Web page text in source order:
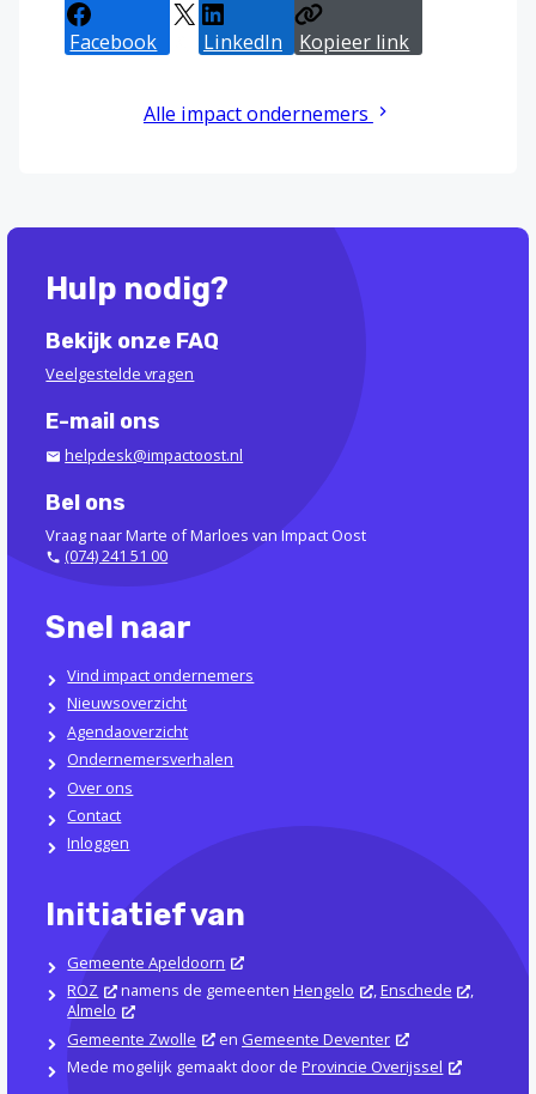
Facebook LinkedIn Kopieer link
Alle impact ondernemers
Hulp nodig?
Bekijk onze FAQ
Veelgestelde vragen
E-mail ons
helpdesk@impactoost.nl
Bel ons
Vraag naar Marte of Marloes van Impact Oost
(074) 241 51 00
Snel naar
Vind impact ondernemers
Nieuwsoverzicht
Agendaoverzicht
Ondernemersverhalen
Over ons
Contact
Inloggen
Initiatief van
Gemeente Apeldoorn
ROZ
namens de gemeentenHengelo ,Enschede
,
Almelo
Gemeente Zwolle
en Gemeente Deventer
Mede mogelijk gemaakt door deProvincie Overijssel